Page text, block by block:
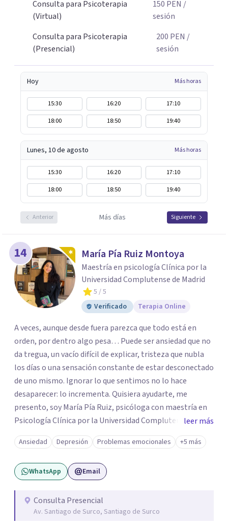
Consulta para Psicoterapia
(Virtual)
150 PEN /
sesión
Consulta para Psicoterapia
(Presencial)
200 PEN /
sesión
Hoy Más horas
15:30 16:20
17:10
18:00
18:50 19:40
Lunes, 10 de agosto Más horas
15:30 16:20
17:10
18:00
18:50 19:40
Anterior Más días Siguiente
14 María Pía Ruiz Montoya
Maestría en psicología Clínica por la
Universidad Complutense de Madrid
5 / 5
Verificado
Terapia Online
A veces, aunque desde fuera parezca que todo está en
orden, por dentro algo pesa… Puede ser ansiedad que no
da tregua, un vacío difícil de explicar, tristeza que nubla
los días o una sensación constante de estar desconectado
de uno mismo. Ignorar lo que sentimos no lo hace
desaparecer: lo incrementa. Quisiera ayudarte, me
presento, soy María Pía Ruiz, psicóloga con maestría en
Psicología Clínica por la Universidad Complutense de
Madrid formación en Terapia de Aceptación y
Compromiso, mindfulness y psicología contextual.
Cuento con más de 5 años de experiencia atendiendo a
niños, adolescentes y adultos de forma presencial y
sentido, incluso en medio de las dificultades. En lugar de
luchar contra tus pensamientos o emociones, te guiaré a
leer más
Ansiedad Depresión Problemas emocionales +5 más
WhatsApp Email
Consulta Presencial
Av. Santiago de Surco, Santiago de Surco